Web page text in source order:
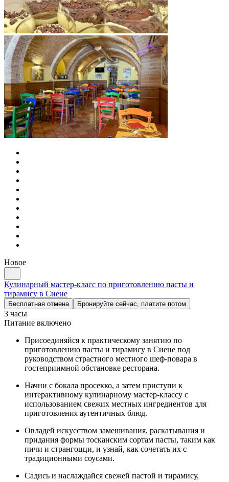
Новое
Кулинарный мастер-класс по приготовлению пасты и
тирамису в Сиене
Бесплатная отмена Бронируйте сейчас, платите потом
3 часы
Питание включено
Присоединяйся к практическому занятию по
приготовлению пасты и тирамису в Сиене под
руководством страстного местного шеф-повара в
гостеприимной обстановке ресторана.
Начни с бокала просекко, а затем приступи к
интерактивному кулинарному мастер-классу с
использованием свежих местных ингредиентов для
приготовления аутентичных блюд.
Овладей искусством замешивания, раскатывания и
придания формы тосканским сортам пасты, таким как
пичи и странгоцци, и узнай, как сочетать их с
традиционными соусами.
Садись и наслаждайся свежей пастой и тирамису,